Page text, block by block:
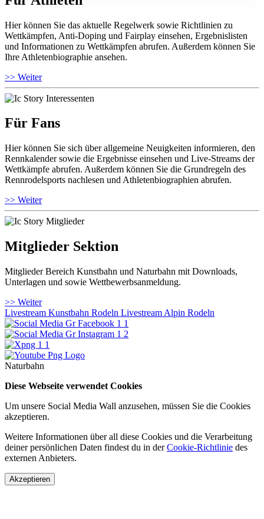
Hier können Sie das aktuelle Regelwerk sowie Richtlinien zu
Wettkämpfen, Anti-Doping und Fairplay einsehen, Ergebnislisten
und Informationen zu Wettkämpfen abrufen. Außerdem können Sie
Ihre Athletenbiographie ansehen.
>> Weiter
Für Fans
Hier können Sie sich über allgemeine Neuigkeiten informieren, den
Rennkalender sowie die Ergebnisse einsehen und Live-Streams der
Wettkämpfe abrufen. Außerdem können Sie die Grundregeln des
Rennrodelsports nachlesen und Athletenbiographien abrufen.
>> Weiter
Mitglieder Sektion
Mitglieder Bereich Kunstbahn und Naturbahn mit Downloads,
Unterlagen und sowie Wettbewerbsanmeldung.
>> Weiter
Livestream Kunstbahn Rodeln Livestream Alpin Rodeln
Naturbahn
Diese Webseite verwendet Cookies
Um unsere Social Media Wall anzusehen, müssen Sie die Cookies
akzeptieren.
Weitere Informationen über all diese Cookies und die Verarbeitung
deiner persönlichen Daten findest du in derCookie-Richtlinie des
externen Anbieters.
Akzeptieren